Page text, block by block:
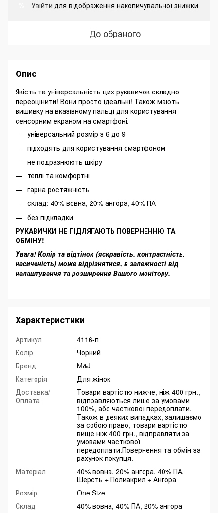
Увійти для відображення накопичувальної знижки
До обраного
Опис
Якість та універсальність цих рукавичок складно
переоцінити! Вони просто ідеальні! Також мають
вишивку на вказівному пальці для користування
сенсорним екраном на смартфоні.
універсальний розмір з 6 до 9
підходять для користування смартфоном
не подразнюють шкіру
теплі та комфортні
гарна ростяжність
склад: 40% вовна, 20% ангора, 40% ПА
без підкладки
РУКАВИЧКИ НЕ ПІДЛЯГАЮТЬ ПОВЕРНЕННЮ ТА
ОБМІНУ!
Увага! Колір та відтінок (яскравість, контрастність,
насиченість) може відрізнятися, в залежності від
налаштування та розширення Вашого монітору.
Характеристики
Артикул
4116-п
Колір
Чорний
Бренд
M&J
Категорія
Для жінок
Доставка/
Оплата
Товари вартістю нижче, ніж 400 грн.,
відправляються лише за умовами
100%, або часткової передоплати.
Також в деяких випадках, залишаємо
за собою право, товари вартістю
вище ніж 400 грн., відправляти за
умовами часткової
передоплати.Повернення та обмін за
рахунок покупця.
Матеріал
40% вовна, 20% ангора, 40% ПА,
Шерсть + Полиакрил + Ангора
Розмір
One Size
Склад
40% вовна, 40% ПА, 20% ангора